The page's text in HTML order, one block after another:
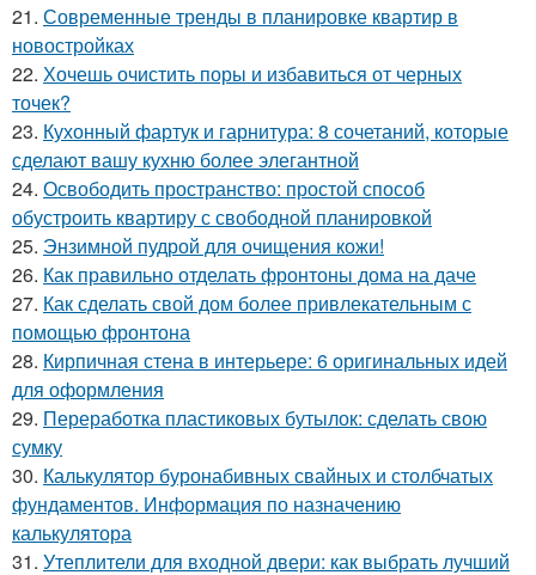
21. Современные тренды в планировке квартир в
новостройках
22. Хочешь очистить поры и избавиться от черных
точек?
23. Кухонный фартук и гарнитура: 8 сочетаний, которые
сделают вашу кухню более элегантной
24. Освободить пространство: простой способ
обустроить квартиру с свободной планировкой
25. Энзимной пудрой для очищения кожи!
26. Как правильно отделать фронтоны дома на даче
27. Как сделать свой дом более привлекательным с
помощью фронтона
28. Кирпичная стена в интерьере: 6 оригинальных идей
для оформления
29. Переработка пластиковых бутылок: сделать свою
сумку
30. Калькулятор буронабивных свайных и столбчатых
фундаментов. Информация по назначению
калькулятора
31. Утеплители для входной двери: как выбрать лучший